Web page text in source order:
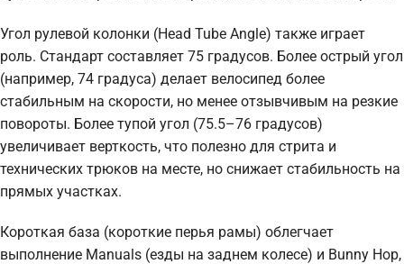
Угол рулевой колонки (Head Tube Angle) также играет
роль. Стандарт составляет 75 градусов. Более острый угол
(например, 74 градуса) делает велосипед более
стабильным на скорости, но менее отзывчивым на резкие
повороты. Более тупой угол (75.5–76 градусов)
увеличивает верткость, что полезно для стрита и
технических трюков на месте, но снижает стабильность на
прямых участках.
Короткая база (короткие перья рамы) облегчает
выполнение Manuals (езды на заднем колесе) и Bunny Hop,